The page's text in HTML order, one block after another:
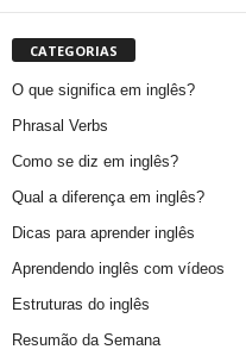
CATEGORIAS
O que significa em inglês?
Phrasal Verbs
Como se diz em inglês?
Qual a diferença em inglês?
Dicas para aprender inglês
Aprendendo inglês com vídeos
Estruturas do inglês
Resumão da Semana